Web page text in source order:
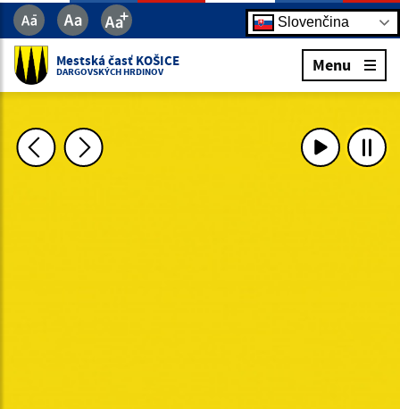
Slovenčina
Mestská časť KOŠICE
DARGOVSKÝCH HRDINOV Menu